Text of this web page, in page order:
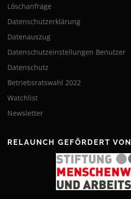
Löschanfrage
Datenschutzerklärung
Datenauszug
Datenschutzeinstellungen Benutzer
Datenschutz
Betriebsratswahl 2022
Watchlist
Newsletter
RELAUNCH GEFÖRDERT VON